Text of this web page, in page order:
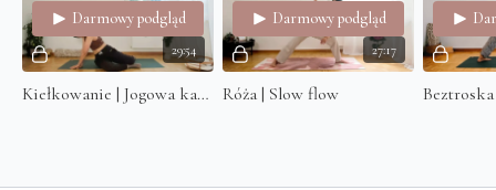
29:54
Darmowy podgląd
Kiełkowanie | Jogowa kawka | Dzień 2 wyjścia z kokonu
27:17
Darmowy podgląd
Róża | Slow flow